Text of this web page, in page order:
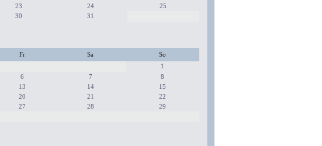
23 24
25
30 31
Fr Sa
So
1
6 7
8
13 14
15
20 21
22
27 28
29